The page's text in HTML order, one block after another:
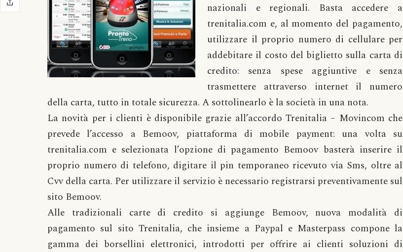
nazionali e regionali. Basta accedere a
trenitalia.com e, al momento del pagamento,
utilizzare il proprio numero di cellulare per
addebitare il costo del biglietto sulla carta di
credito: senza spese aggiuntive e senza
trasmettere attraverso internet il numero
della carta, tutto in totale sicurezza. A sottolinearlo è la società in una nota.
La novità per i clienti è disponibile grazie all’accordo Trenitalia – Movincom che
prevede l’accesso a Bemoov, piattaforma di mobile payment: una volta su
trenitalia.com e selezionata l’opzione di pagamento Bemoov basterà inserire il
proprio numero di telefono, digitare il pin temporaneo ricevuto via Sms, oltre al
Cvv della carta. Per utilizzare il servizio è necessario registrarsi preventivamente sul
sito Bemoov.
Alle tradizionali carte di credito si aggiunge Bemoov, nuova modalità di
pagamento sul sito Trenitalia, che insieme a Paypal e Masterpass compone la
gamma dei borsellini elettronici, introdotti per offrire ai clienti soluzioni di